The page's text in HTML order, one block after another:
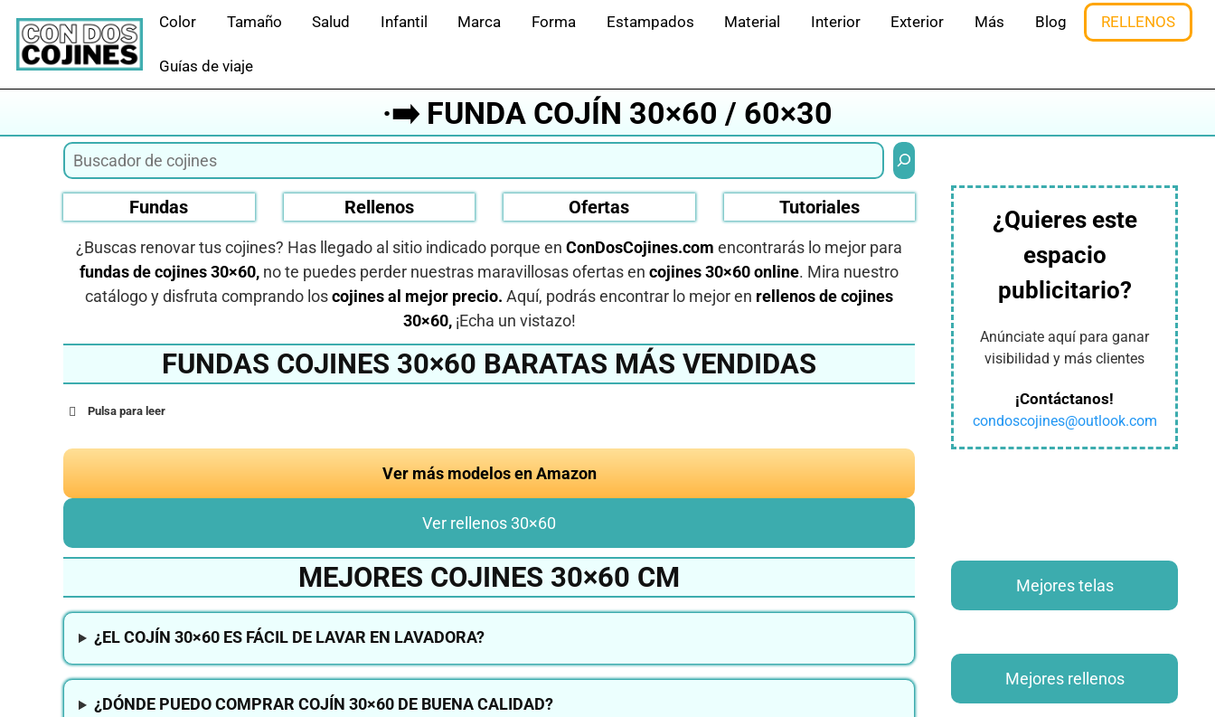
contenido
Color Tamaño Salud Infantil Marca Forma Estampados Material Interior Exterior Más Blog RELLENOS
Guías de viaje
·➡️ FUNDA COJÍN 30×60 / 60×30
Buscar
Fundas Rellenos Ofertas Tutoriales
¿Buscas renovar tus cojines? Has llegado al sitio indicado porque en ConDosCojines.com encontrarás lo mejor para
fundas de cojines 30×60, no te puedes perder nuestras maravillosas ofertas en cojines 30×60 online. Mira nuestro
catálogo y disfruta comprando loscojines al mejor precio. Aquí, podrás encontrar lo mejor en rellenos de cojines
30×60,¡Echa un vistazo!
FUNDAS COJINES 30×60 BARATAS MÁS VENDIDAS
Pulsa para leer
Ver más modelos en Amazon
Ver rellenos 30×60
MEJORES COJINES 30×60 CM
¿EL COJÍN 30×60 ES FÁCIL DE LAVAR EN LAVADORA?
¿DÓNDE PUEDO COMPRAR COJÍN 30×60 DE BUENA CALIDAD?
¿Quieres este
espacio
publicitario?
Anúnciate aquí para ganar
visibilidad y más clientes
¡Contáctanos!
condoscojines@outlook.com
Mejores telas
Mejores rellenos